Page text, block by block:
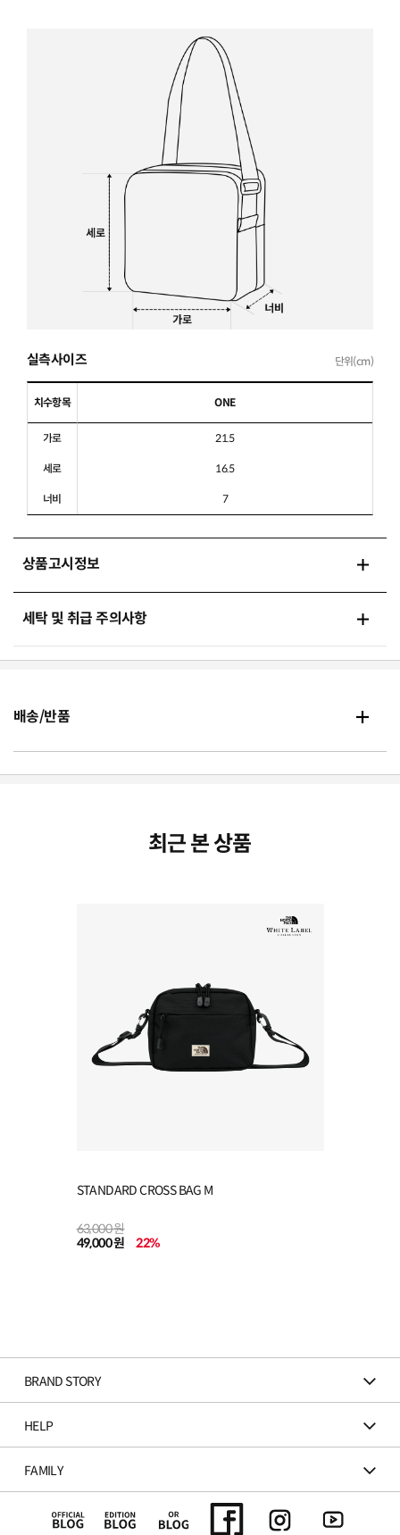
실측사이즈 단위(cm)
치수항목 ONE
가로 21.5
세로 16.5
너비 7
상품고시정보
세탁 및 취급 주의사항
배송/반품
최근 본 상품
STANDARD CROSS BAG M
63,000 원
49,000 원
22%
BRAND STORY
HELP
FAMILY